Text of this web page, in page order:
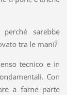
sarebbe
tra le mani?
tecnico e in
Con
a farne parte